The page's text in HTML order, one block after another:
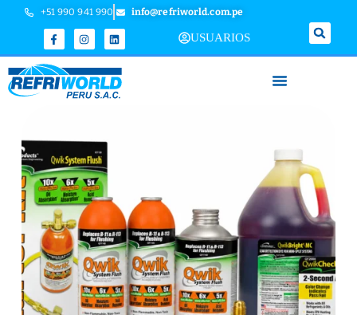
+51 990 941 990 info@refriworld.com.pe
USUARIOS